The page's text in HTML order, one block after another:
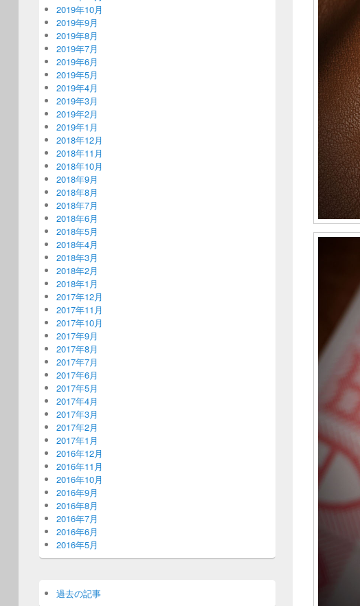
2019年10月
2019年9月
2019年8月
2019年7月
2019年6月
2019年5月
2019年4月
2019年3月
2019年2月
2019年1月
2018年12月
2018年11月
2018年10月
2018年9月
2018年8月
2018年7月
2018年6月
2018年5月
2018年4月
2018年3月
2018年2月
2018年1月
2017年12月
2017年11月
2017年10月
2017年9月
2017年8月
2017年7月
2017年6月
2017年5月
2017年4月
2017年3月
2017年2月
2017年1月
2016年12月
2016年11月
2016年10月
2016年9月
2016年8月
2016年7月
2016年6月
2016年5月
過去の記事